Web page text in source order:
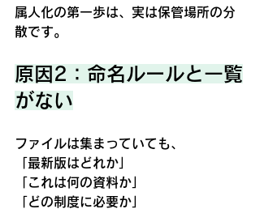
属人化の第一歩は、実は保管場所の分
散です。
原因2：命名ルールと一覧
がない
ファイルは集まっていても、
「最新版はどれか」
「これは何の資料か」
「どの制度に必要か」